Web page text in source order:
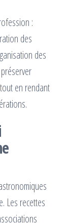
:
des
des
en rendant
Les recettes